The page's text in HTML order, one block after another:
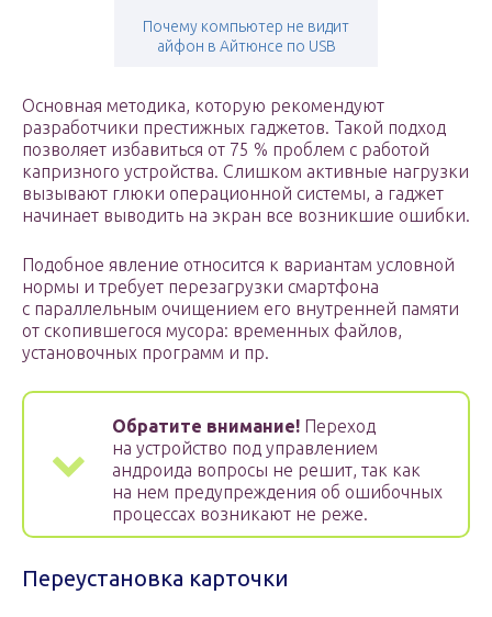
Почему компьютер не видит
айфон в Айтюнсе по USB
Основная методика, которую рекомендуют
разработчики престижных гаджетов. Такой подход
позволяет избавиться от 75 % проблем с работой
капризного устройства. Слишком активные нагрузки
вызывают глюки операционной системы, а гаджет
начинает выводить на экран все возникшие ошибки.
Подобное явление относится к вариантам условной
нормы и требует перезагрузки смартфона
с параллельным очищением его внутренней памяти
от скопившегося мусора: временных файлов,
установочных программ и пр.
Обратите внимание! Переход
на устройство под управлением
андроида вопросы не решит, так как
на нем предупреждения об ошибочных
процессах возникают не реже.
Переустановка карточки